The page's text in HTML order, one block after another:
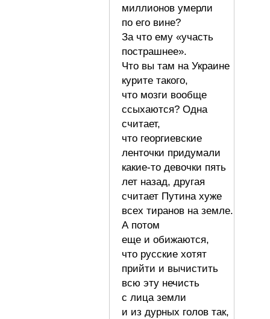
миллионов умерли
по его вине?
За что ему «участь
пострашнее».
Что вы там на Украине
курите такого,
что мозги вообще
ссыхаются? Одна
считает,
что георгиевские
ленточки придумали
какие-то девочки пять
лет назад, другая
считает Путина хуже
всех тиранов на земле.
А потом
еще и обижаются,
что русские хотят
прийти и вычистить
всю эту нечисть
с лица земли
и из дурных голов так,